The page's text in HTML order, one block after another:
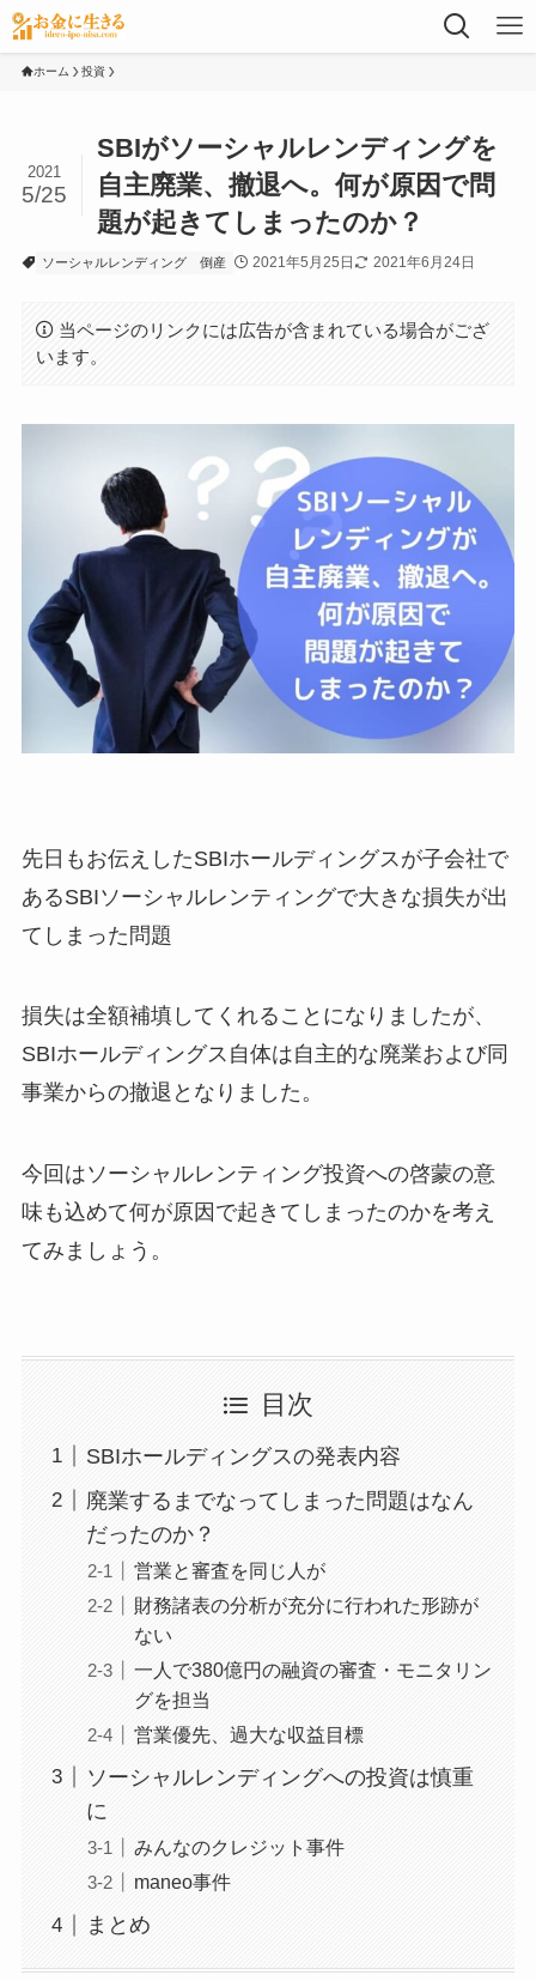
ホーム 投資
SBIがソーシャルレンディングを
自主廃業、撤退へ。何が原因で問
題が起きてしまったのか？
2021
5/25
ソーシャルレンディング 倒産 2021年5月25日 2021年6月24日
当ページのリンクには広告が含まれている場合がござ
います。
先日もお伝えしたSBIホールディングスが子会社で
あるSBIソーシャルレンティングで大きな損失が出
てしまった問題
損失は全額補填してくれることになりましたが、
SBIホールディングス自体は自主的な廃業および同
事業からの撤退となりました。
今回はソーシャルレンティング投資への啓蒙の意
味も込めて何が原因で起きてしまったのかを考え
てみましょう。
目次
SBIホールディングスの発表内容
廃業するまでなってしまった問題はなん
だったのか？
営業と審査を同じ人が
財務諸表の分析が充分に行われた形跡が
ない
一人で380億円の融資の審査・モニタリン
グを担当
営業優先、過大な収益目標
ソーシャルレンディングへの投資は慎重
に
みんなのクレジット事件
maneo事件
まとめ